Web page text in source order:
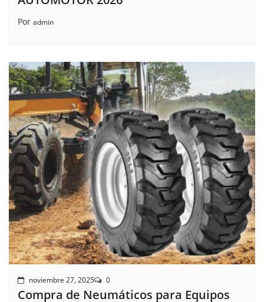
Por admin
noviembre 27, 2025 0
Compra de Neumáticos para Equipos